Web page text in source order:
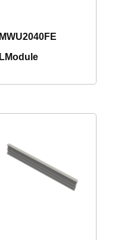
MWU2040FE
LModule